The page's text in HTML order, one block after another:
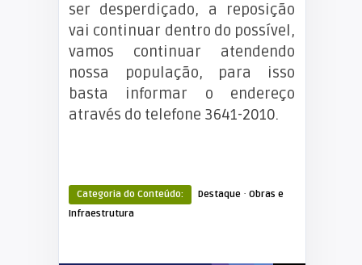
ser desperdiçado, a reposição
vai continuar dentro do possível,
vamos continuar atendendo
nossa população, para isso
basta informar o endereço
através do telefone 3641-2010.
Categoria do Conteúdo: Destaque · Obras e
Infraestrutura